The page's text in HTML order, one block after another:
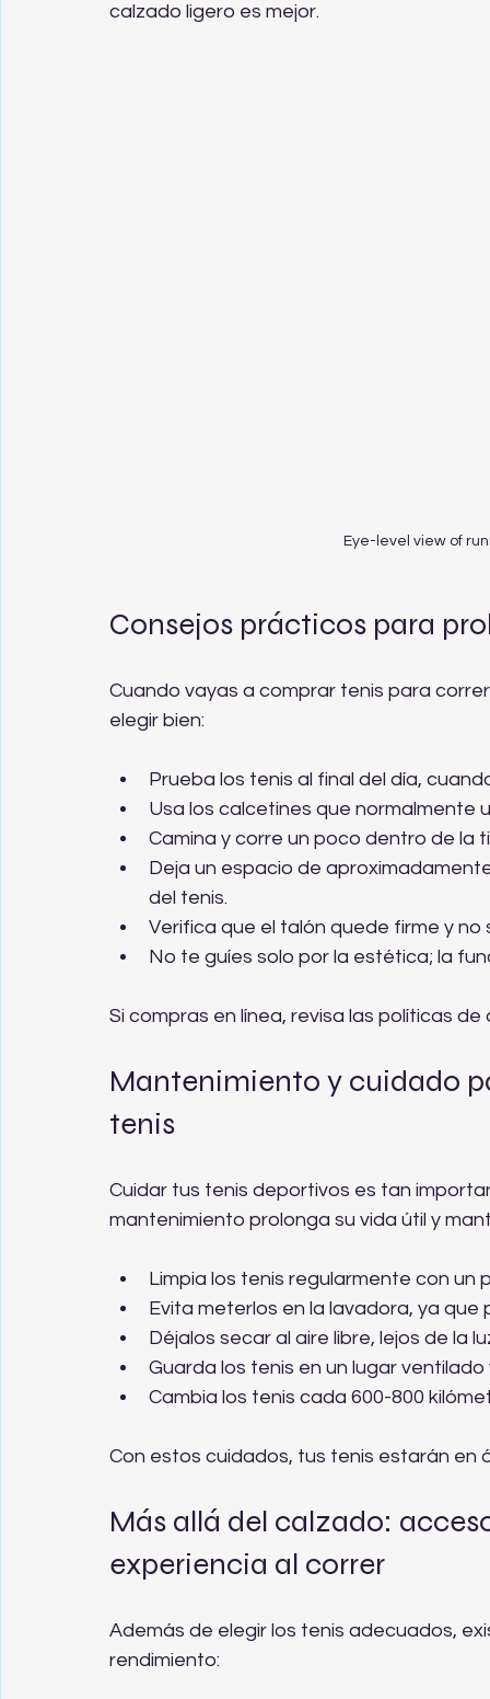
calzado ligero es mejor.
Eye-level view of
Consejos prácticos para
Cuando vayas a comprar tenis para
elegir bien:
Prueba los tenis al final del día,
Usa los calcetines que normalmente
Camina y corre un poco dentro de la
Deja un espacio de
del tenis.
Verifica que el talón quede firme y no
No te guíes solo por la estética; la
Si compras en línea, revisa las políticas
Mantenimiento y cuidado
tenis
Cuidar tus tenis deportivos es tan
mantenimiento prolonga su vida útil y
Limpia los tenis regularmente con un
Evita meterlos en la lavadora, ya
Déjalos secar al aire libre, lejos de la
Guarda los tenis en un lugar ventilado
Cambia los tenis cada 600-800
Con estos cuidados, tus tenis estarán en
Más allá del calzado:
experiencia al correr
Además de elegir los tenis adecuados,
rendimiento: